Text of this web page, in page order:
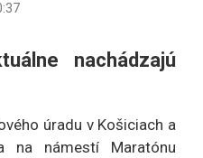
nachádzajú
úradu v Košiciach a
na námestí Maratónu